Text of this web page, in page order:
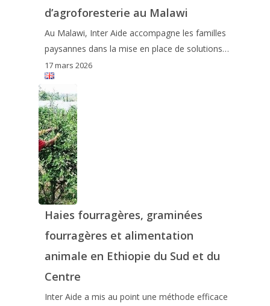
d’agroforesterie au Malawi
Au Malawi, Inter Aide accompagne les familles
paysannes dans la mise en place de solutions…
17 mars 2026
Haies fourragères, graminées
fourragères et alimentation
animale en Ethiopie du Sud et du
Centre
Inter Aide a mis au point une méthode efficace